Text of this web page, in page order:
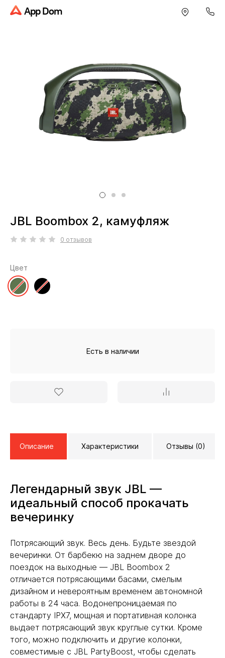
App Dom
JBL Boombox 2, камуфляж
0 отзывов
Цвет
Есть в наличии
Описание Характеристики Отзывы (0)
Легендарный звук JBL —
идеальный способ прокачать
вечеринку
Потрясающий звук. Весь день. Будьте звездой
вечеринки. От барбекю на заднем дворе до
поездок на выходные — JBL Boombox 2
отличается потрясающими басами, смелым
дизайном и невероятным временем автономной
работы в 24 часа. Водонепроницаемая по
стандарту IPX7, мощная и портативная колонка
выдает потрясающий звук круглые сутки. Кроме
того, можно подключить и другие колонки,
совместимые с JBL PartyBoost, чтобы сделать